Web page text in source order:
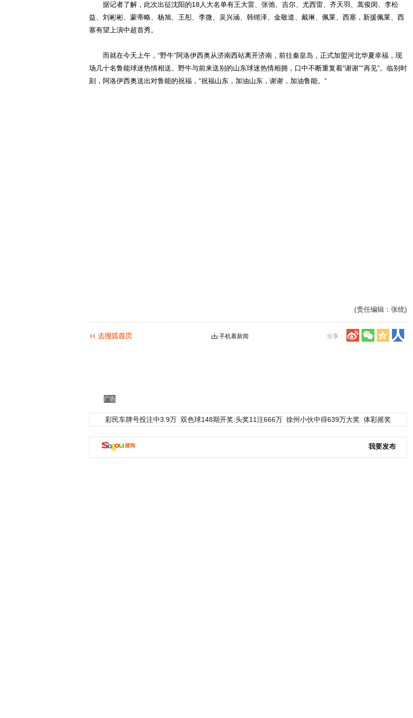
据记者了解，此次出征沈阳的18人大名单有王大雷、张弛、吉尔、尤西雷、齐天羽、蒿俊闵、李松
益、刘彬彬、蒙蒂略、杨旭、王彤、李微、吴兴涵、韩镕泽、金敬道、戴琳、佩莱、西塞，新援佩莱、西
塞有望上演中超首秀。
而就在今天上午，“野牛”阿洛伊西奥从济南西站离开济南，前往秦皇岛，正式加盟河北华夏幸福，现
场几十名鲁能球迷热情相送。野牛与前来送别的山东球迷热情相拥，口中不断重复着“谢谢”“再见”。临别时
刻，阿洛伊西奥送出对鲁能的祝福，“祝福山东，加油山东，谢谢，加油鲁能。”
(责任编辑：张统)
分享：
手机看新闻
广告
彩民车牌号投注中3.9万 双色球148期开奖:头奖11注666万 徐州小伙中得639万大奖 体彩摇奖
我要发布